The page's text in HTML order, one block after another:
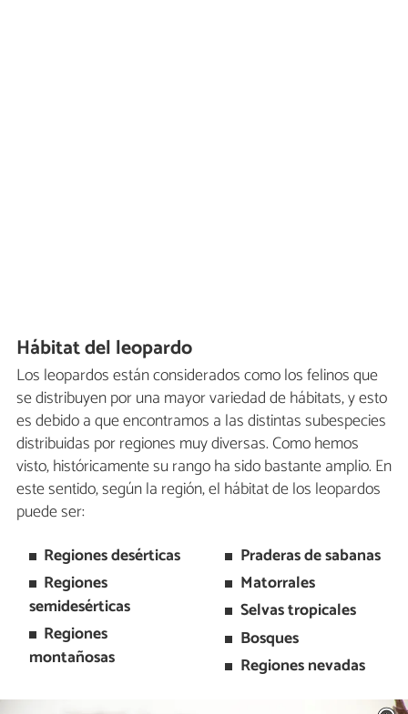
Hábitat del leopardo
Los leopardos están considerados como los felinos que
se distribuyen por una mayor variedad de hábitats, y esto
es debido a que encontramos a las distintas subespecies
distribuidas por regiones muy diversas. Como hemos
visto, históricamente su rango ha sido bastante amplio. En
este sentido, según la región, el hábitat de los leopardos
puede ser:
Regiones desérticas
Regiones
semidesérticas
Regiones
montañosas
Praderas de sabanas
Matorrales
Selvas tropicales
Bosques
Regiones nevadas